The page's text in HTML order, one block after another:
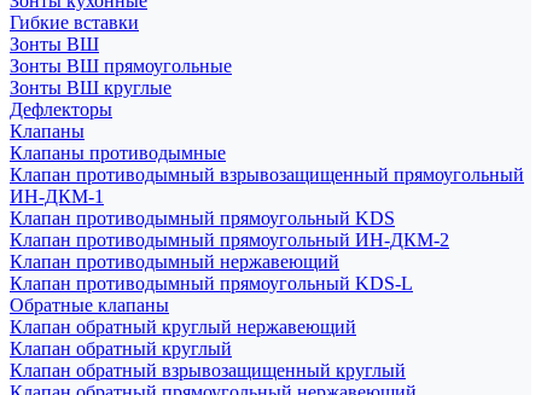
Гибкие вставки
Зонты ВШ
Зонты ВШ прямоугольные
Зонты ВШ круглые
Дефлекторы
Клапаны
Клапаны противодымные
Клапан противодымный взрывозащищенный прямоугольный
ИН-ДКМ-1
Клапан противодымный прямоугольный KDS
Клапан противодымный прямоугольный ИН-ДКМ-2
Клапан противодымный нержавеющий
Клапан противодымный прямоугольный KDS-L
Обратные клапаны
Клапан обратный круглый нержавеющий
Клапан обратный круглый
Клапан обратный взрывозащищенный круглый